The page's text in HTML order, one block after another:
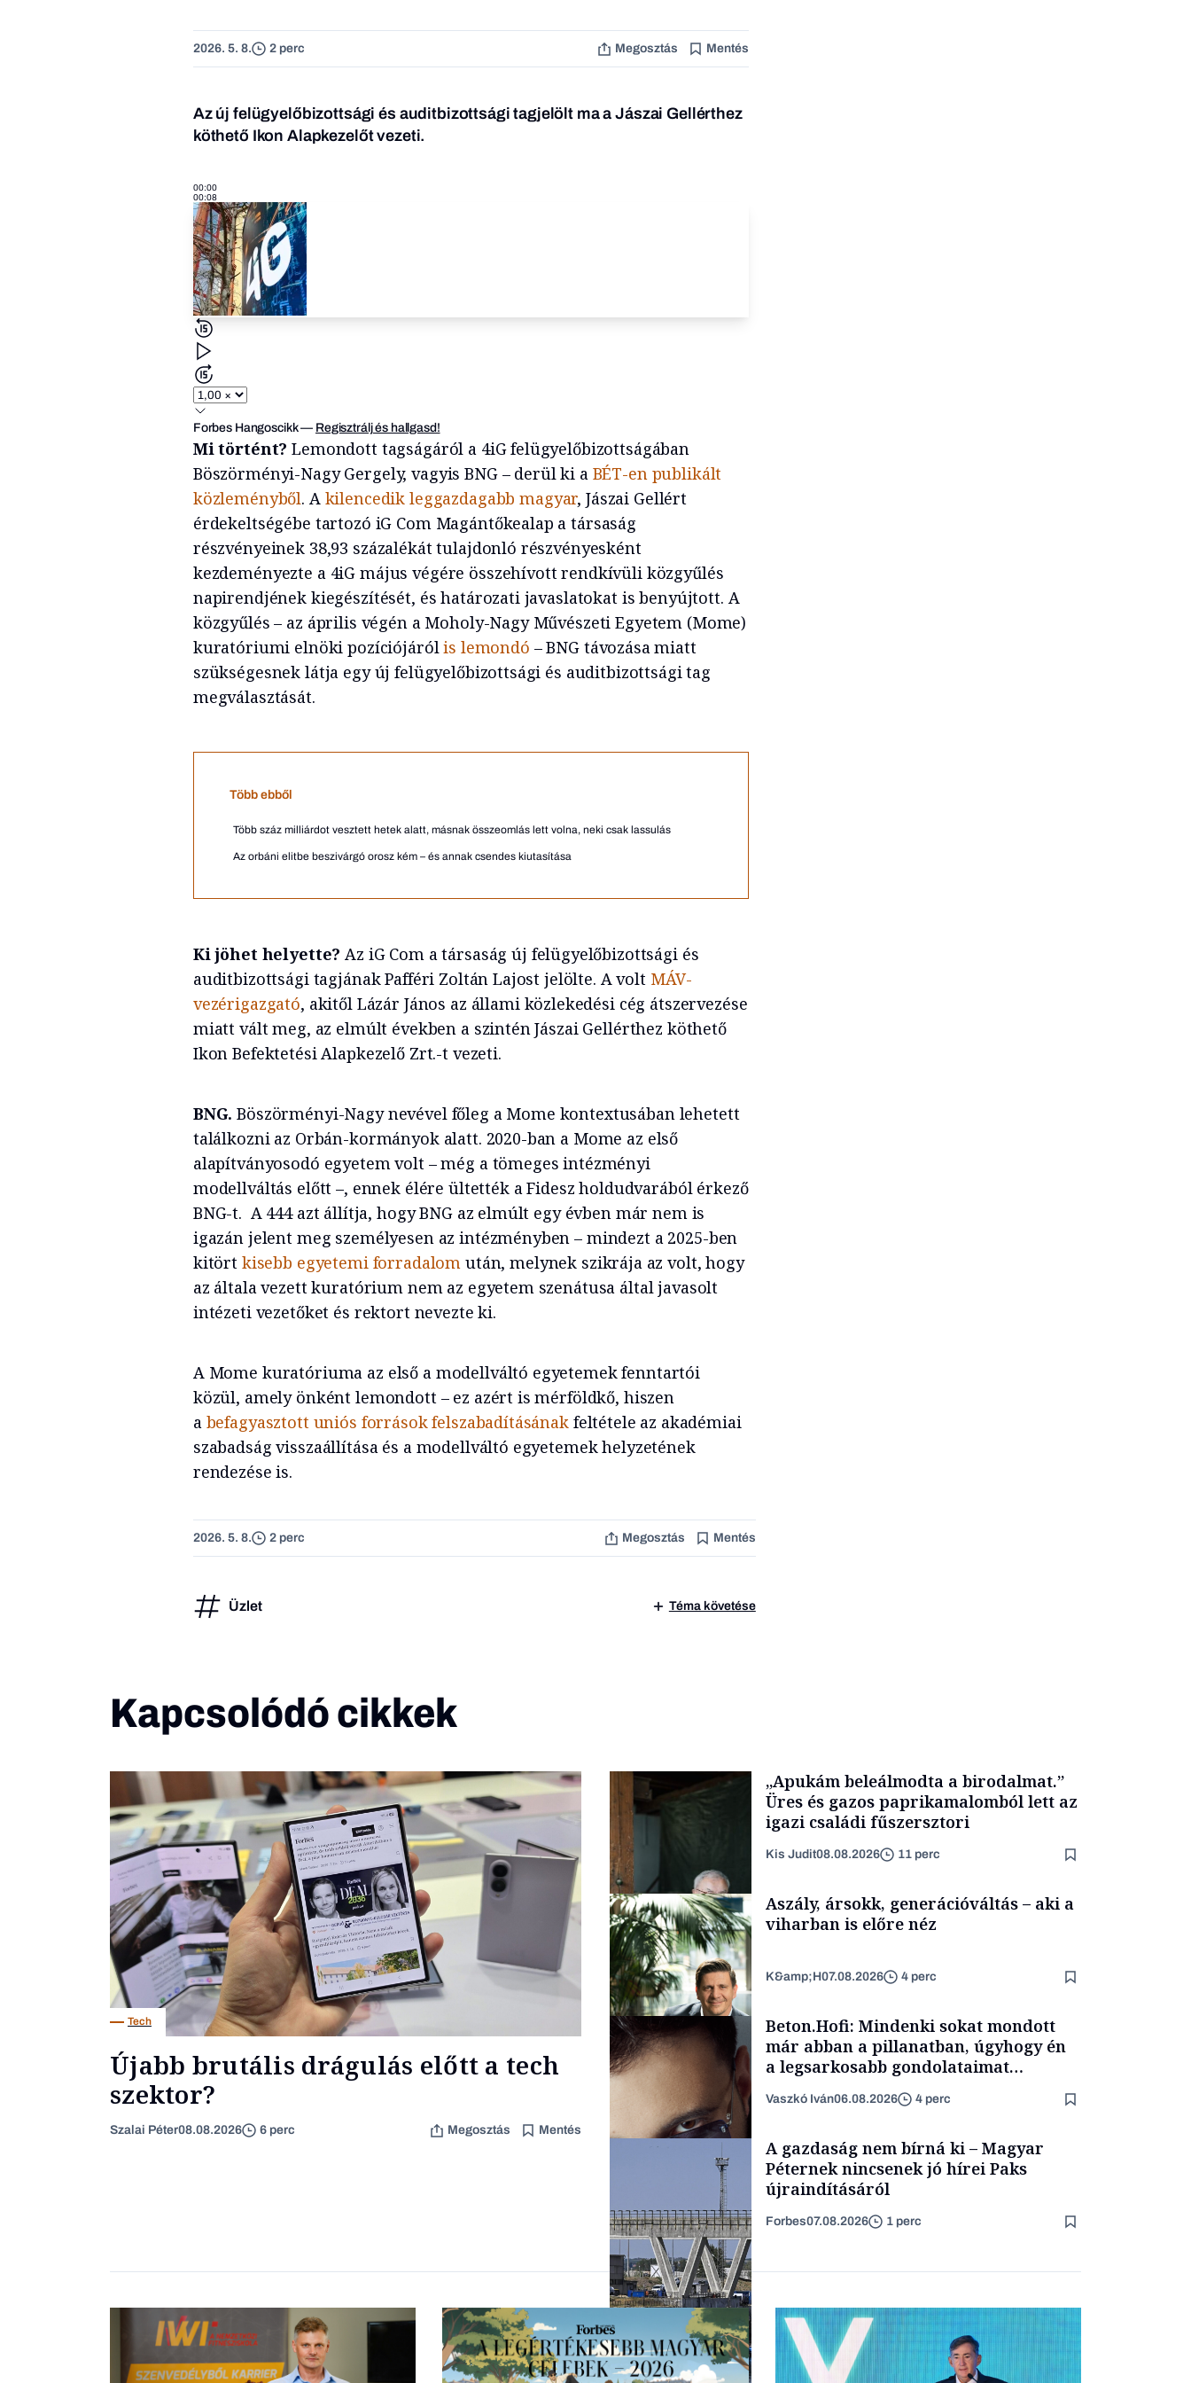
2026. 5. 8. 2 perc Megosztás Mentés
Az új felügyelőbizottsági és auditbizottsági tagjelölt ma a Jászai Gellérthez
köthető Ikon Alapkezelőt vezeti.
00:00
00:08
Forbes Hangoscikk— Regisztrálj és hallgasd!
Mi történt? Lemondott tagságáról a 4iG felügyelőbizottságában
Böszörményi-Nagy Gergely, vagyis BNG – derül ki a BÉT-en publikált
közleményből. A kilencedik leggazdagabb magyar, Jászai Gellért
érdekeltségébe tartozó iG Com Magántőkealap a társaság
részvényeinek 38,93 százalékát tulajdonló részvényesként
kezdeményezte a 4iG május végére összehívott rendkívüli közgyűlés
napirendjének kiegészítését, és határozati javaslatokat is benyújtott. A
közgyűlés – az április végén a Moholy-Nagy Művészeti Egyetem (Mome)
kuratóriumi elnöki pozíciójárólis lemondó – BNG távozása miatt
szükségesnek látja egy új felügyelőbizottsági és auditbizottsági tag
megválasztását.
Több ebből
Több száz milliárdot vesztett hetek alatt, másnak összeomlás lett volna, neki csak lassulás
Az orbáni elitbe beszivárgó orosz kém – és annak csendes kiutasítása
Ki jöhet helyette? Az iG Com a társaság új felügyelőbizottsági és
auditbizottsági tagjának Pafféri Zoltán Lajost jelölte. A volt MÁV-
vezérigazgató, akitől Lázár János az állami közlekedési cég átszervezése
miatt vált meg, az elmúlt években a szintén Jászai Gellérthez köthető
Ikon Befektetési Alapkezelő Zrt.-t vezeti.
BNG.Böszörményi-Nagy nevével főleg a Mome kontextusában lehetett
találkozni az Orbán-kormányok alatt. 2020-ban a Mome az első
alapítványosodó egyetem volt – még a tömeges intézményi
modellváltás előtt –, ennek élére ültették a Fidesz holdudvarából érkező
BNG-t. A 444 azt állítja, hogy BNG az elmúlt egy évben már nem is
igazán jelent meg személyesen az intézményben – mindezt a 2025-ben
kitört kisebb egyetemi forradalom után, melynek szikrája az volt, hogy
az általa vezett kuratórium nem az egyetem szenátusa által javasolt
intézeti vezetőket és rektort nevezte ki.
A Mome kuratóriuma az első a modellváltó egyetemek fenntartói
közül, amely önként lemondott – ez azért is mérföldkő, hiszen
a befagyasztott uniós források felszabadításának feltétele az akadémiai
szabadság visszaállítása és a modellváltó egyetemek helyzetének
rendezése is.
2026. 5. 8. 2 perc Megosztás Mentés
Üzlet Téma követése
Kapcsolódó cikkek
Tech
Újabb brutális drágulás előtt a tech
szektor?
Szalai Péter08.08.2026 6 perc Megosztás Mentés
Családi vállalkozások
„Apukám beleálmodta a birodalmat.”
Üres és gazos paprikamalomból lett az
igazi családi fűszersztori
Kis Judit08.08.2026 11 perc
TÁMOGATÓI
TARTALOM
Aszály, ársokk, generációváltás – aki a
viharban is előre néz
K&amp;H07.08.2026 4 perc
Forbes-sztori
Beton.Hofi: Mindenki sokat mondott
már abban a pillanatban, úgyhogy én
a legsarkosabb gondolataimat
Vaszkó Iván06.08.2026 4 perc
A gazdaság nem bírná ki – Magyar
Péternek nincsenek jó hírei Paks
újraindításáról
Forbes07.08.2026 1 perc